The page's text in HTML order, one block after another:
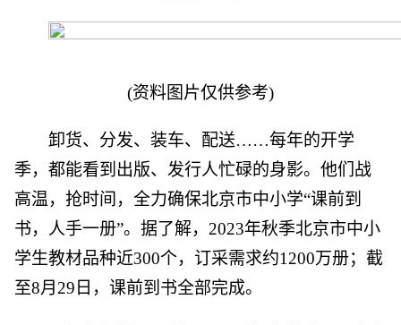
(资料图片仅供参考)
卸货、分发、装车、配送……每年的开学
季，都能看到出版、发行人忙碌的身影。他们战
高温，抢时间，全力确保北京市中小学“课前到
书，人手一册”。据了解，2023年秋季北京市中小
学生教材品种近300个，订采需求约1200万册；截
至8月29日，课前到书全部完成。